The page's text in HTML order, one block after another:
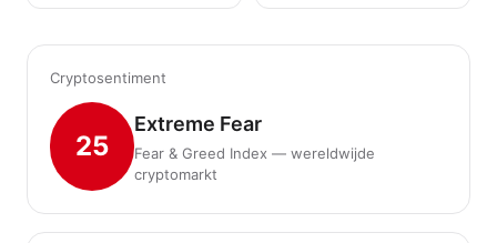
Cryptosentiment
25
Extreme Fear
Fear & Greed Index — wereldwijde
cryptomarkt